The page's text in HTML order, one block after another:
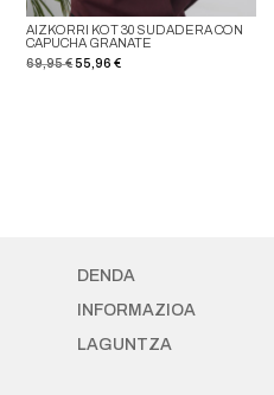
AIZKORRI KOT 30 SUDADERA CON
CAPUCHA GRANATE
69,95€ El
precio
55,96€El
DENDA
INFORMAZIOA
LAGUNTZA